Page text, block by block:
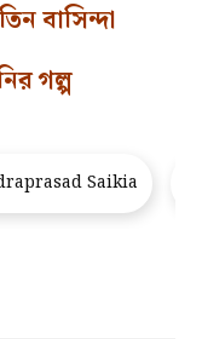
বাসিন্দা
গল্প
Saikia